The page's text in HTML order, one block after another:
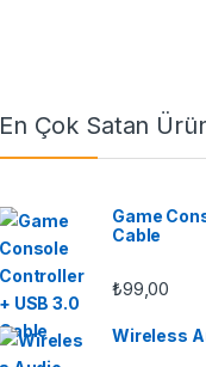
En Çok Satan
Game
Cable
₺99,00
Wireless